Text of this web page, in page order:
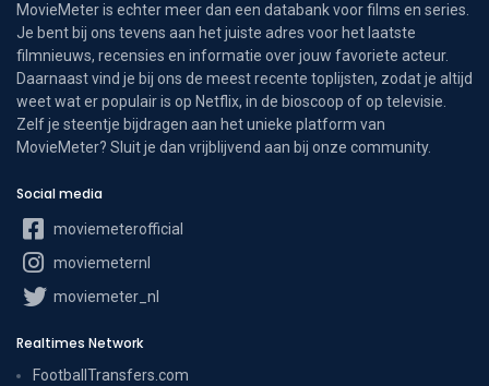
MovieMeter is echter meer dan een databank voor films en series.
Je bent bij ons tevens aan het juiste adres voor het laatste
filmnieuws, recensies en informatie over jouw favoriete acteur.
Daarnaast vind je bij ons de meest recente toplijsten, zodat je altijd
weet wat er populair is op Netflix, in de bioscoop of op televisie.
Zelf je steentje bijdragen aan het unieke platform van
MovieMeter? Sluit je dan vrijblijvend aan bij onze community.
Social media
moviemeterofficial
moviemeternl
moviemeter_nl
Realtimes Network
FootballTransfers.com